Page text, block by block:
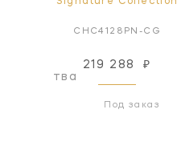
CHC4128PN-CG
219 288 ₽
Под заказ